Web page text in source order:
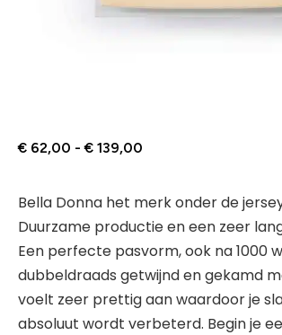
€ 62,00 - € 139,00
Bella Donna het merk onder de
Duurzame productie en een zeer
Een perfecte pasvorm, ook na 1000
dubbeldraads getwijnd en gekamd
voelt zeer prettig aan waardoor je
absoluut wordt verbeterd. Begin je